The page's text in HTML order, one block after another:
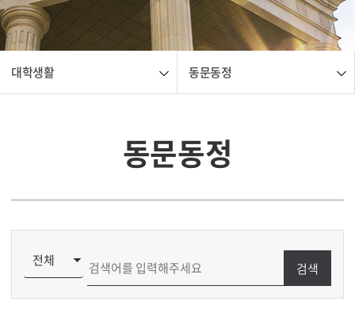
대학생활 동문동정
동문동정
검색